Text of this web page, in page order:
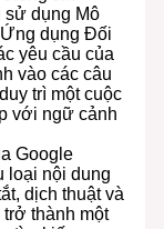
sử dụng Mô
dụng Đối
yêu cầu của
vào các câu
trì một cuộc
với ngữ cảnh
Google
loại nội dung
dịch thuật và
thành một